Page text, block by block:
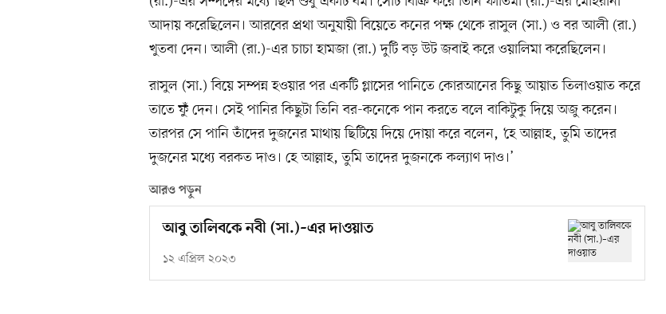
আদায় করেছিলেন। আরবের প্রথা অনুযায়ী বিয়েতে কনের পক্ষ থেকে রাসুল (সা.) ও বর আলী (রা.)
খুতবা দেন। আলী (রা.)-এর চাচা হামজা (রা.) দুটি বড় উট জবাই করে ওয়ালিমা করেছিলেন।
রাসুল (সা.) বিয়ে সম্পন্ন হওয়ার পর একটি গ্লাসের পানিতে কোরআনের কিছু আয়াত তিলাওয়াত করে
তাতে ফুঁ দেন। সেই পানির কিছুটা তিনি বর-কনেকে পান করতে বলে বাকিটুকু দিয়ে অজু করেন।
তারপর সে পানি তাঁদের দুজনের মাথায় ছিটিয়ে দিয়ে দোয়া করে বলেন, ‘হে আল্লাহ, তুমি তাদের
দুজনের মধ্যে বরকত দাও। হে আল্লাহ, তুমি তাদের দুজনকে কল্যাণ দাও।’
আরও পড়ুন
আবু তালিবকে নবী (সা.)–এর দাওয়াত
১২ এপ্রিল ২০২৩